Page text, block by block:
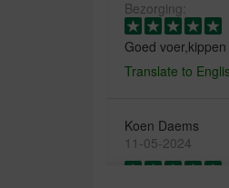
Bezorging:
Goed
Translate to
Koen Daems
11-05-2024